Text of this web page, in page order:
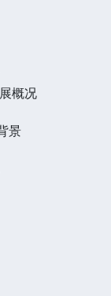
概况
景